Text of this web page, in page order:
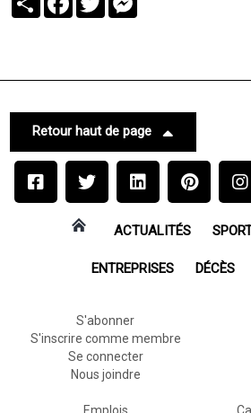
Retour haut de page
ACTUALITÉS
ENTREPRISES DÉCÈS
S'abonner
S'inscrire comme membre
Se connecter
Nous joindre